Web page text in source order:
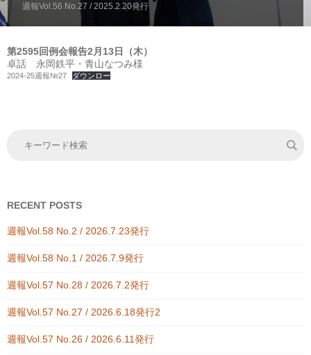
週報Vol.56 No.27 / 2025.2.20発行
第2595回例会報告2月13日（木）
卓話 永岡鉄平・青山なつみ様
2024-25週報№27 ダウンロー
RECENT POSTS
週報Vol.58 No.2 / 2026.7.23発行
週報Vol.58 No.1 / 2026.7.9発行
週報Vol.57 No.28 / 2026.7.2発行
週報Vol.57 No.27 / 2026.6.18発行2
週報Vol.57 No.26 / 2026.6.11発行